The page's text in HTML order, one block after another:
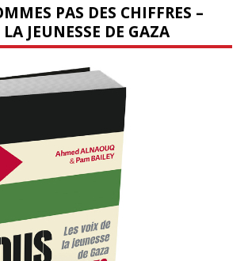
PAS DES CHIFFRES –
JEUNESSE DE GAZA